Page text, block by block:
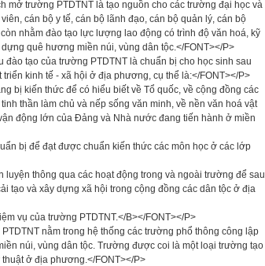
mở trường PTDTNT là tạo nguồn cho các trường đại học và
cán bộ y tế, cán bộ lãnh đạo, cán bộ quản lý, cán bộ
nhằm đào tạo lực lượng lao động có trình độ văn hoá, kỹ
quê hương miền núi, vùng dân tộc.</FONT></P>
tạo của trường PTDTNT là chuẩn bị cho học sinh sau
kinh tế - xã hội ở địa phương, cụ thể là:</FONT></P>
bị kiến thức để có hiểu biết về Tổ quốc, về cộng đồng các
thần làm chủ và nếp sống văn minh, về nền văn hoá vật
động lớn của Đảng và Nhà nước đang tiến hành ở miền
bị để đạt được chuẩn kiến thức các môn học ở các lớp
thông qua các hoạt động trong và ngoài trường để sau
tạo và xây dựng xã hội trong cộng đồng các dân tộc ở địa
vụ của trường PTDTNT.</B></FONT></P>
nằm trong hệ thống các trường phổ thông công lập
núi, vùng dân tộc. Trường được coi là một loại trường tạo
ở địa phương.</FONT></P>